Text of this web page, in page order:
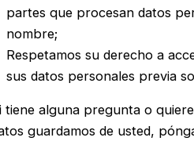
partes que procesan datos
nombre;
Respetamos su derecho a
sus datos personales previa
tiene alguna pregunta o
guardamos de usted,